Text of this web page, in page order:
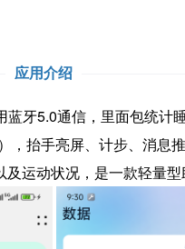
应用介绍
5.0通信，里面包统计
，抬手亮屏、计步、消息
运动状况，是一款轻量